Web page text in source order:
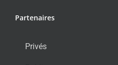
Partenaires
Privés